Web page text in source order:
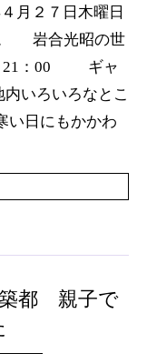
月２７日木曜日
岩合光昭の世
21：00 ギャ
いろいろなとこ
い日にもかかわ
都 親子で